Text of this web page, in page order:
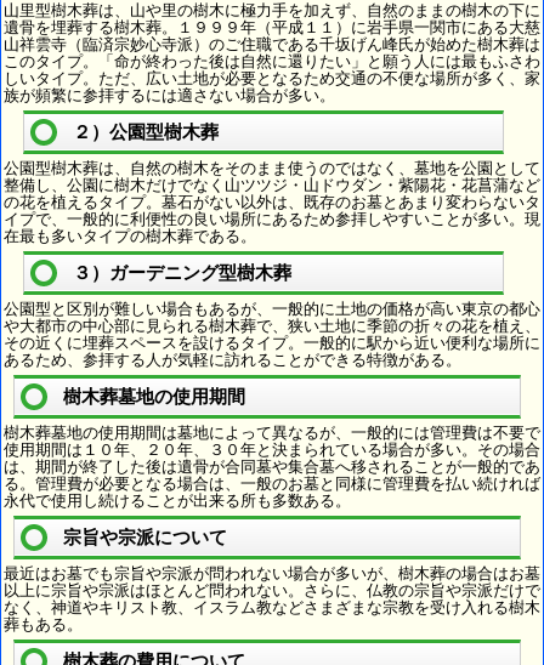
山里型樹木葬は、山や里の樹木に極力手を加えず、自然のままの樹木の下に
遺骨を埋葬する樹木葬。１９９９年（平成１１）に岩手県一関市にある大慈
山祥雲寺（臨済宗妙心寺派）のご住職である千坂げん峰氏が始めた樹木葬は
このタイプ。「命が終わった後は自然に還りたい」と願う人には最もふさわ
しいタイプ。ただ、広い土地が必要となるため交通の不便な場所が多く、家
族が頻繁に参拝するには適さない場合が多い。
２）公園型樹木葬
公園型樹木葬は、自然の樹木をそのまま使うのではなく、墓地を公園として
整備し、公園に樹木だけでなく山ツツジ・山ドウダン・紫陽花・花菖蒲など
の花を植えるタイプ。墓石がない以外は、既存のお墓とあまり変わらないタ
イプで、一般的に利便性の良い場所にあるため参拝しやすいことが多い。現
在最も多いタイプの樹木葬である。
３）ガーデニング型樹木葬
公園型と区別が難しい場合もあるが、一般的に土地の価格が高い東京の都心
や大都市の中心部に見られる樹木葬で、狭い土地に季節の折々の花を植え、
その近くに埋葬スペースを設けるタイプ。一般的に駅から近い便利な場所に
あるため、参拝する人が気軽に訪れることができる特徴がある。
樹木葬墓地の使用期間
樹木葬墓地の使用期間は墓地によって異なるが、一般的には管理費は不要で
使用期間は１０年、２０年、３０年と決まられている場合が多い。その場合
は、期間が終了した後は遺骨が合同墓や集合墓へ移されることが一般的であ
る。管理費が必要となる場合は、一般のお墓と同様に管理費を払い続ければ
永代で使用し続けることが出来る所も多数ある。
宗旨や宗派について
最近はお墓でも宗旨や宗派が問われない場合が多いが、樹木葬の場合はお墓
以上に宗旨や宗派はほとんど問われない。さらに、仏教の宗旨や宗派だけで
なく、神道やキリスト教、イスラム教などさまざまな宗教を受け入れる樹木
葬もある。